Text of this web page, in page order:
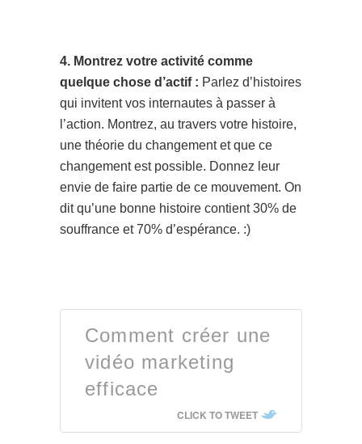
4. Montrez votre activité comme
quelque chose d’actif : Parlez d’histoires
qui invitent vos internautes à passer à
l’action. Montrez, au travers votre histoire,
une théorie du changement et que ce
changement est possible. Donnez leur
envie de faire partie de ce mouvement. On
dit qu’une bonne histoire contient 30% de
souffrance et 70% d’espérance. :)
Comment créer une
vidéo marketing
efficace
CLICK TO TWEET